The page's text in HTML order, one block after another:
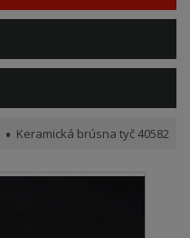
Keramická brúsna tyč 40582